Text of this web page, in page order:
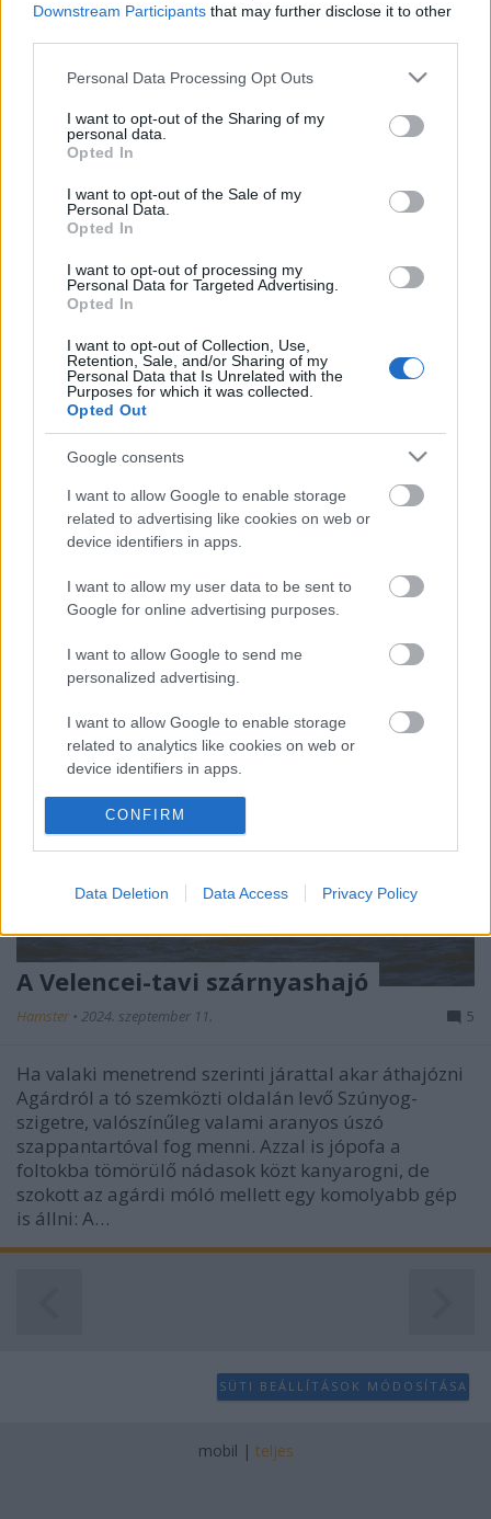
Downstream Participants that may further disclose it to other
Please note that this website/app uses one or more Google
not limited to your visit or usage behaviour. You may click to
grant or deny consent to Google and its third-party tags to
use your data for below specified purposes in below Google
consent section.
Personal Data Processing Opt Outs
I want to opt-out of the Sharing of my
personal data.
Opted In
I want to opt-out of the Sale of my
Personal Data.
Opted In
I want to opt-out of processing my
Personal Data for Targeted Advertising.
Opted In
I want to opt-out of Collection, Use,
Retention, Sale, and/or Sharing of my
Personal Data that Is Unrelated with the
Purposes for which it was collected.
Opted Out
Google consents
I want to allow Google to enable storage
related to advertising like cookies on web or
device identifiers in apps.
I want to allow my user data to be sent to
Google for online advertising purposes.
I want to allow Google to send me
personalized advertising.
I want to allow Google to enable storage
related to analytics like cookies on web or
device identifiers in apps.
I want to allow Google to enable storage
related to functionality of the website or app.
I want to allow Google to enable storage
related to personalization.
I want to allow Google to enable storage
related to security, including authentication
functionality and fraud prevention, and other
user protection.
CONFIRM
Data Deletion Data Access Privacy Policy
A zónázóra várva Agárdon
Hamster•2024. november 01.
A nyolcvanas években gyerekként többször vártam
vonatra Agárdon, ahol nem állt meg szinte semmi,
viszont kimondottan ijesztőnek tűnt, ahogy
elszáguldott a szűk peron mellett a balatoni gyors
(vagy egy Szergejes tehervonat). Az akkori száguldást
mennek…
A Velencei-tavi szárnyashajó
Hamster • 2024. szeptember 11. 5
Ha valaki menetrend szerinti járattal akar áthajózni
Agárdról a tó szemközti oldalán levő Szúnyog-
szigetre, valószínűleg valami aranyos úszó
szappantartóval fog menni. Azzal is jópofa a
foltokba tömörülő nádasok közt kanyarogni, de
szokott az agárdi móló mellett egy komolyabb gép
is állni: A…
SÜTI BEÁLLÍTÁSOK MÓDOSÍTÁSA
mobil | teljes